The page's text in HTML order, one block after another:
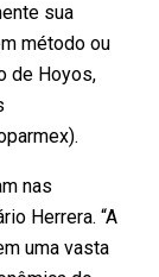
sua
método ou
de Hoyos,
nas
Herrera. “A
uma vasta